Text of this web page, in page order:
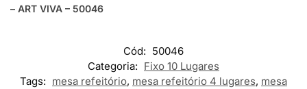
– ART VIVA – 50046
Cód: 50046
Categoria: Fixo 10 Lugares
Tags: mesa refeitório, mesa refeitório 4 lugares, mesa